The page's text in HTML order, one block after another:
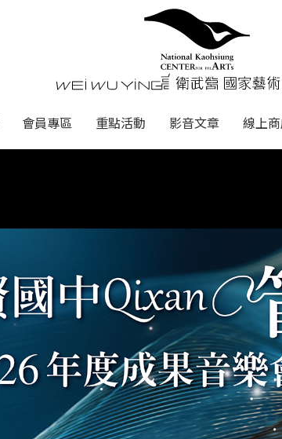
衛武營國家
會員專區 重點活動 影音文章 線上